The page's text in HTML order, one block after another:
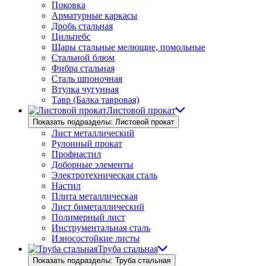
Поковка
Арматурные каркасы
Дробь стальная
Цильпебс
Шары стальные мелющие, помольные
Стальной блюм
Фибра стальная
Сталь шпоночная
Втулка чугунная
Тавр (Балка тавровая)
Листовой прокат
Показать подразделы: Листовой прокат
Лист металлический
Рулонный прокат
Профнастил
Доборные элементы
Электротехническая сталь
Настил
Плита металлическая
Лист биметаллический
Полимерный лист
Инструментальная сталь
Износостойкие листы
Труба стальная
Показать подразделы: Труба стальная